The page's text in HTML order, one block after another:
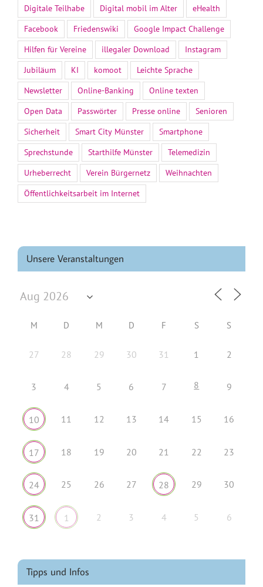
Unsere Veranstaltungen
M D M D F S S
27 28 29 30 31 1 2
3 4 5 6 7 8 9
10 11 12 13 14 15 16
17 18 19 20 21 22 23
24 25 26 27 28 29 30
31 1 2 3 4 5 6
Tipps und Infos
Digitale Teilhabe Digital mobil im Alter
eHealth
Facebook
Friedenswiki
Google Impact Challenge
Hilfen für Vereine
illegaler Download
Instagram
Jubiläum
KI komoot
Leichte Sprache
Newsletter
Online-Banking
Online texten
Open Data
Passwörter Presse online
Senioren
Sicherheit
Smart City Münster
Smartphone
Sprechstunde
Starthilfe Münster
Telemedizin
Urheberrecht
Verein Bürgernetz
Weihnachten
Öffentlichkeitsarbeit im Internet